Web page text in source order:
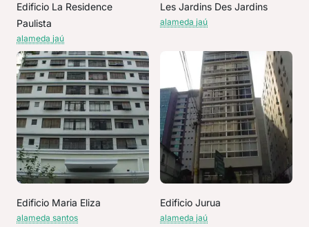
Edificio La Residence
Paulista
alameda jaú
Les Jardins Des Jardins
alameda jaú
Edificio Maria Eliza
alameda santos
Edificio Jurua
alameda jaú